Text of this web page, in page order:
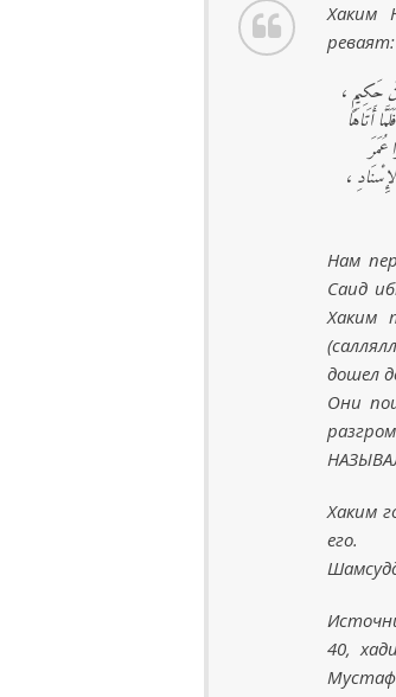
Хаким
реваят:
حَكِيمٍ ،
أَتَاهَا
عُمَرَ
،
Нам
Саид
Хаким
дошел
Они
Хаким
его.
40,